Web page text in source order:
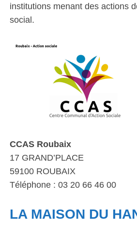
institutions menant des actions
social.
CCAS Roubaix
17 GRAND’PLACE
59100 ROUBAIX
Téléphone : 03 20 66 46 00
LA MAISON DU